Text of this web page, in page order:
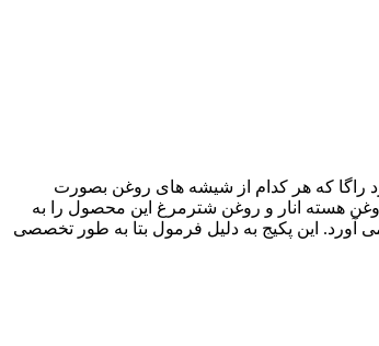
پکیج شامل ۴ شیشه روغن با فرمولاسیون منحصر به فرد راگا که هر کدام از شیشه های روغن بصورت
هسته انار و روغن شترمرغ این محصول را به
این پکیج به دلیل فرمول بتا به طور تخصصی